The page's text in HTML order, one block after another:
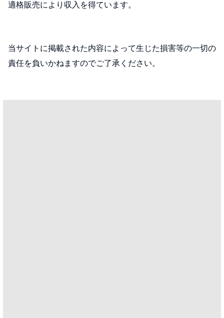
適格販売により収入を得ています。
当サイトに掲載された内容によって生じた損害等の一切の
責任を負いかねますのでご了承ください。